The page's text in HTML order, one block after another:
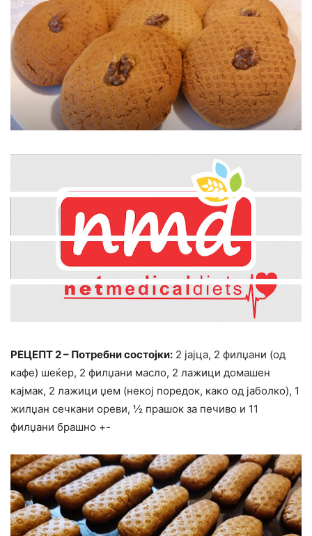
РЕЦЕПТ 2 – Потребни состојки: 2 јајца, 2 филџани (од
кафе) шеќер, 2 филџани масло, 2 лажици домашен
кајмак, 2 лажици џем (некој поредок, како од јаболко), 1
жилџан сечкани ореви, ½ прашок за печиво и 11
филџани брашно +-